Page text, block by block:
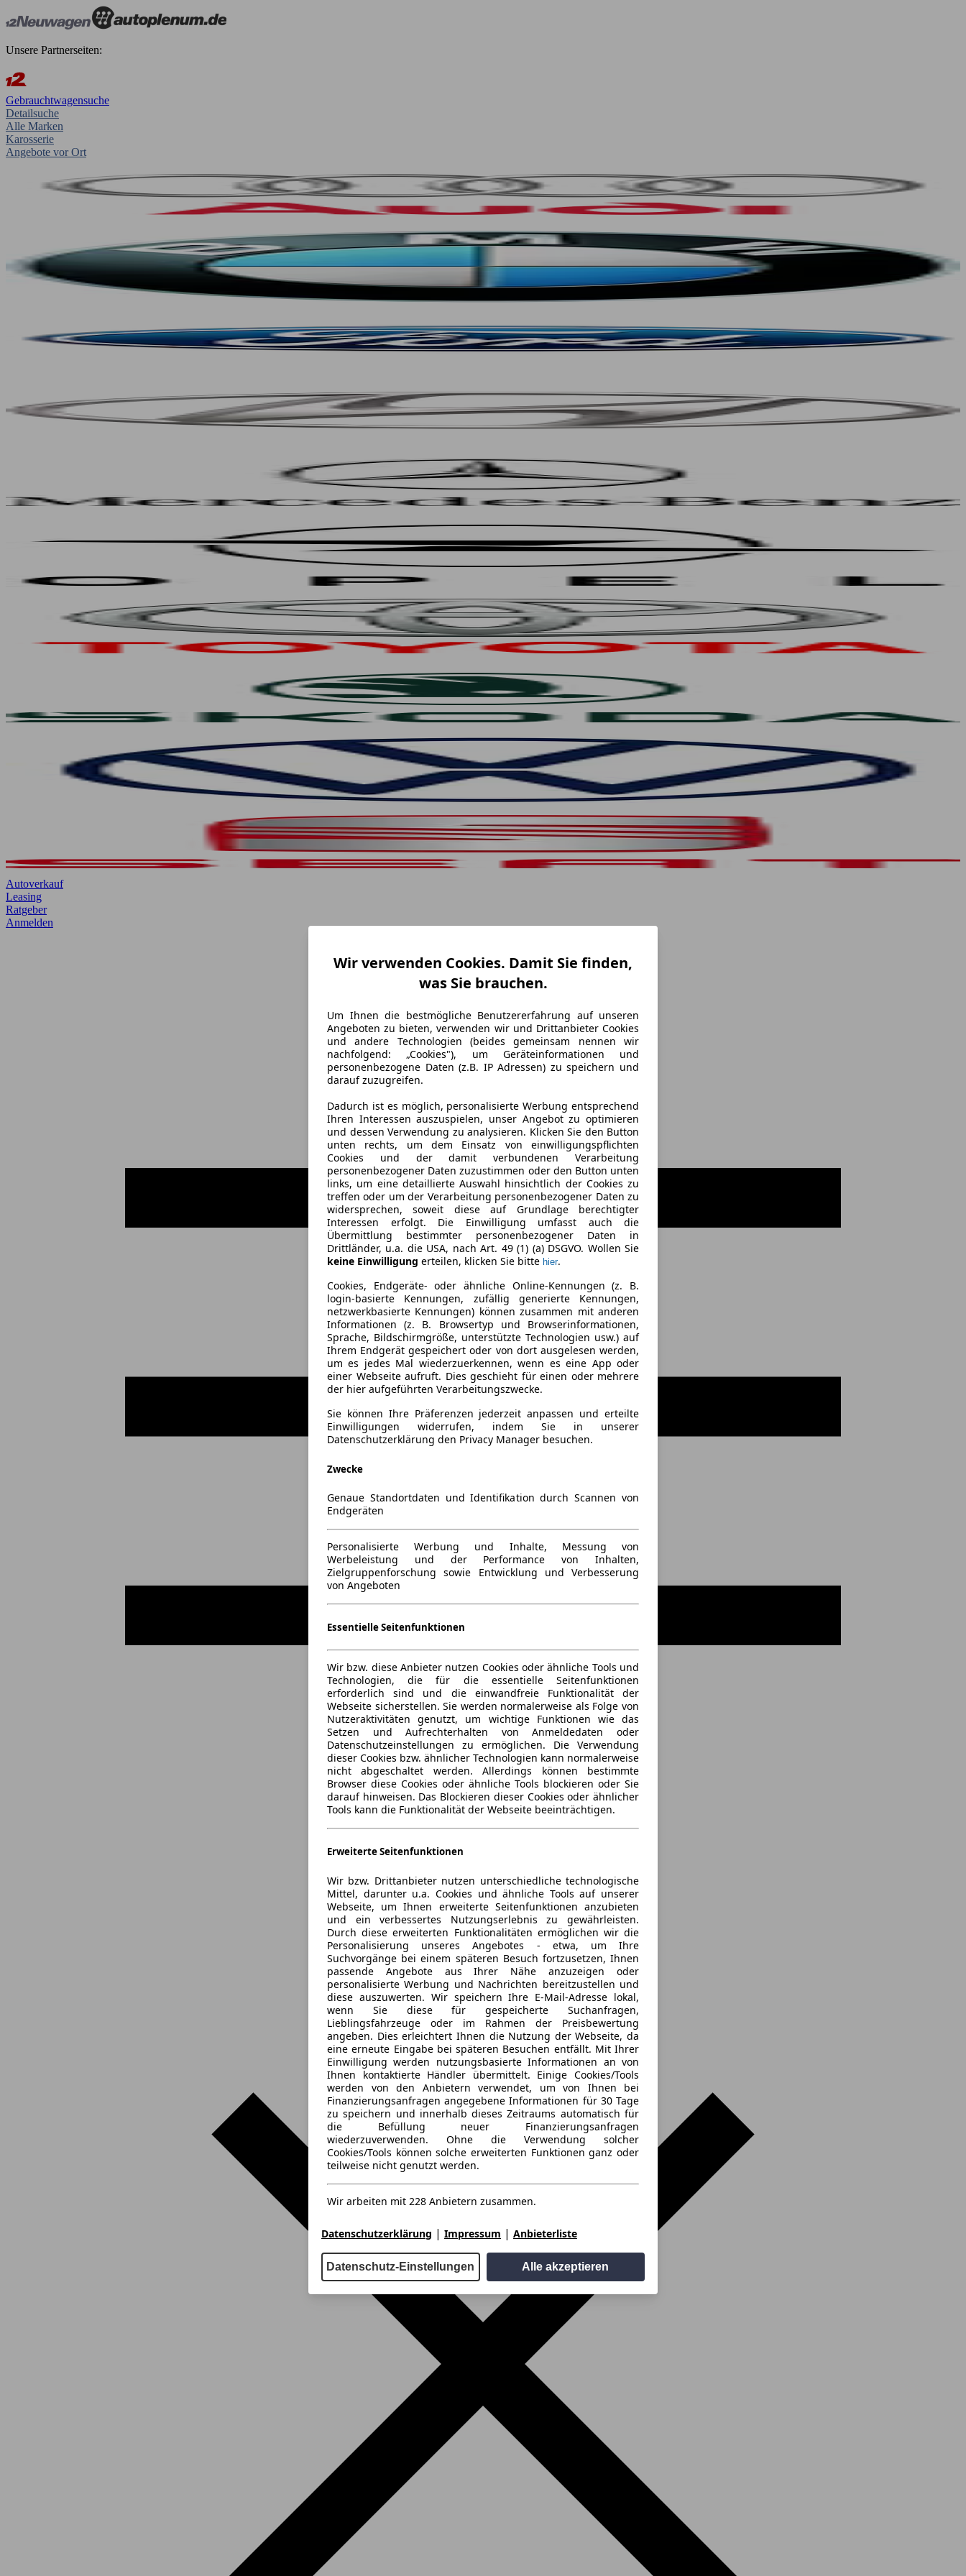
Unsere Partnerseiten:
Gebrauchtwagensuche
Detailsuche
Alle Marken
Karosserie
Angebote vor Ort
Autoverkauf
Leasing
Ratgeber
Anmelden
Wir verwenden Cookies. Damit Sie finden,
was Sie brauchen.
Um Ihnen die bestmögliche Benutzererfahrung auf unseren
Angeboten zu bieten, verwenden wir und Drittanbieter Cookies
und andere Technologien (beides gemeinsam nennen wir
nachfolgend: „Cookies"), um Geräteinformationen und
personenbezogene Daten (z.B. IP Adressen) zu speichern und
darauf zuzugreifen.
Dadurch ist es möglich, personalisierte Werbung entsprechend
Ihren Interessen auszuspielen, unser Angebot zu optimieren
und dessen Verwendung zu analysieren. Klicken Sie den Button
unten rechts, um dem Einsatz von einwilligungspflichten
Cookies und der damit verbundenen Verarbeitung
personenbezogener Daten zuzustimmen oder den Button unten
links, um eine detaillierte Auswahl hinsichtlich der Cookies zu
treffen oder um der Verarbeitung personenbezogener Daten zu
widersprechen, soweit diese auf Grundlage berechtigter
Interessen erfolgt. Die Einwilligung umfasst auch die
Übermittlung bestimmter personenbezogener Daten in
Drittländer, u.a. die USA, nach Art. 49 (1) (a) DSGVO. Wollen Sie
keine Einwilligung erteilen, klicken Sie bitte hier.
Cookies, Endgeräte- oder ähnliche Online-Kennungen (z. B.
login-basierte Kennungen, zufällig generierte Kennungen,
netzwerkbasierte Kennungen) können zusammen mit anderen
Informationen (z. B. Browsertyp und Browserinformationen,
Sprache, Bildschirmgröße, unterstützte Technologien usw.) auf
Ihrem Endgerät gespeichert oder von dort ausgelesen werden,
um es jedes Mal wiederzuerkennen, wenn es eine App oder
einer Webseite aufruft. Dies geschieht für einen oder mehrere
der hier aufgeführten Verarbeitungszwecke.
Sie können Ihre Präferenzen jederzeit anpassen und erteilte
Einwilligungen widerrufen, indem Sie in unserer
Datenschutzerklärung den Privacy Manager besuchen.
Zwecke
Genaue Standortdaten und Identifikation durch Scannen von
Endgeräten
Personalisierte Werbung und Inhalte, Messung von
Werbeleistung und der Performance von Inhalten,
Zielgruppenforschung sowie Entwicklung und Verbesserung
von Angeboten
Essentielle Seitenfunktionen
Wir bzw. diese Anbieter nutzen Cookies oder ähnliche Tools und
Technologien, die für die essentielle Seitenfunktionen
erforderlich sind und die einwandfreie Funktionalität der
Webseite sicherstellen. Sie werden normalerweise als Folge von
Nutzeraktivitäten genutzt, um wichtige Funktionen wie das
Setzen und Aufrechterhalten von Anmeldedaten oder
Datenschutzeinstellungen zu ermöglichen. Die Verwendung
dieser Cookies bzw. ähnlicher Technologien kann normalerweise
nicht abgeschaltet werden. Allerdings können bestimmte
Browser diese Cookies oder ähnliche Tools blockieren oder Sie
darauf hinweisen. Das Blockieren dieser Cookies oder ähnlicher
Tools kann die Funktionalität der Webseite beeinträchtigen.
Erweiterte Seitenfunktionen
Wir bzw. Drittanbieter nutzen unterschiedliche technologische
Mittel, darunter u.a. Cookies und ähnliche Tools auf unserer
Webseite, um Ihnen erweiterte Seitenfunktionen anzubieten
und ein verbessertes Nutzungserlebnis zu gewährleisten.
Durch diese erweiterten Funktionalitäten ermöglichen wir die
Personalisierung unseres Angebotes - etwa, um Ihre
Suchvorgänge bei einem späteren Besuch fortzusetzen, Ihnen
passende Angebote aus Ihrer Nähe anzuzeigen oder
personalisierte Werbung und Nachrichten bereitzustellen und
diese auszuwerten. Wir speichern Ihre E-Mail-Adresse lokal,
wenn Sie diese für gespeicherte Suchanfragen,
Lieblingsfahrzeuge oder im Rahmen der Preisbewertung
angeben. Dies erleichtert Ihnen die Nutzung der Webseite, da
eine erneute Eingabe bei späteren Besuchen entfällt. Mit Ihrer
Einwilligung werden nutzungsbasierte Informationen an von
Ihnen kontaktierte Händler übermittelt. Einige Cookies/Tools
werden von den Anbietern verwendet, um von Ihnen bei
Finanzierungsanfragen angegebene Informationen für 30 Tage
zu speichern und innerhalb dieses Zeitraums automatisch für
die Befüllung neuer Finanzierungsanfragen
wiederzuverwenden. Ohne die Verwendung solcher
Cookies/Tools können solche erweiterten Funktionen ganz oder
teilweise nicht genutzt werden.
Wir arbeiten mit 228 Anbietern zusammen.
Datenschutzerklärung | Impressum | Anbieterliste
Datenschutz-Einstellungen Alle akzeptieren